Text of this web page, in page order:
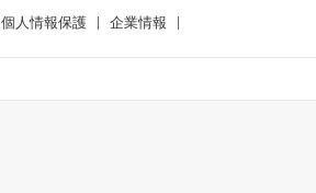
個人情報保護 企業情報